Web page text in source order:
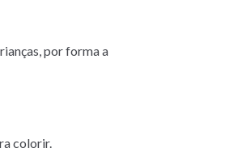
por forma a
colorir.